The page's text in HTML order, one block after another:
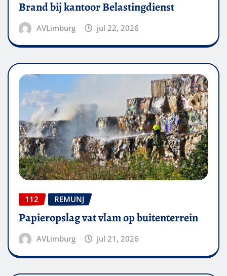
Brand bij kantoor Belastingdienst
AVLimburg jul 22, 2026
112 REMUNJ
Papieropslag vat vlam op buitenterrein
AVLimburg jul 21, 2026